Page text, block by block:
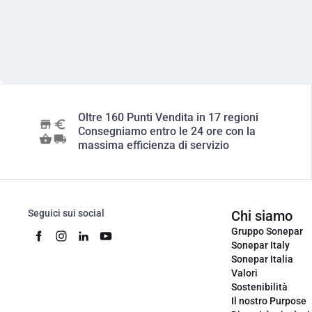
Oltre 160 Punti Vendita in 17 regioni
Consegniamo entro le 24 ore con la
massima efficienza di servizio
Seguici sui social Chi siamo
Gruppo Sonepar
Sonepar Italy
Sonepar Italia
Valori
Sostenibilità
Il nostro Purpose